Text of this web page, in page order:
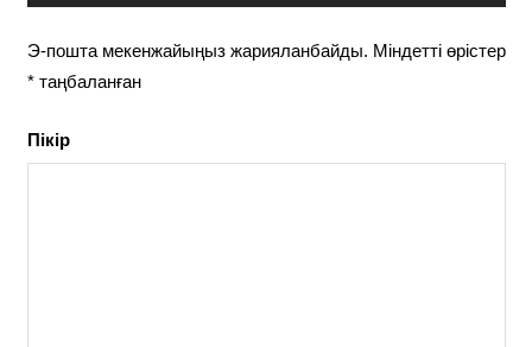
Э-пошта мекенжайыңыз жарияланбайды. Міндетті өрістер
*таңбаланған
Пікір